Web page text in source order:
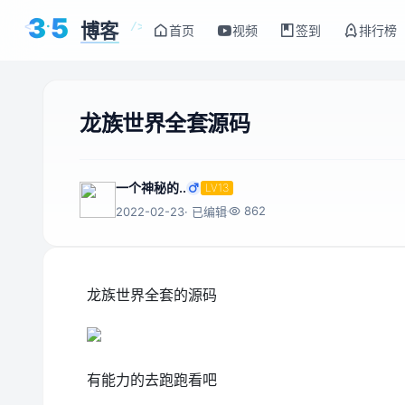
< />
35 博客 首页 视频 签到 排行榜
龙族世界全套源码
一个神秘的.. LV13
2022-02-23· 已编辑 862
龙族世界全套的源码
有能力的去跑跑看吧